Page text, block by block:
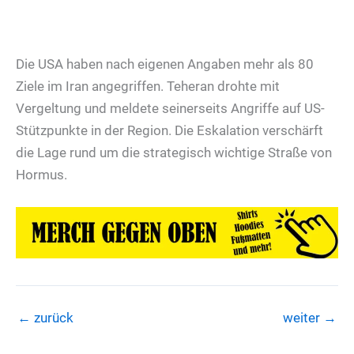
Die USA haben nach eigenen Angaben mehr als 80
Ziele im Iran angegriffen. Teheran drohte mit
Vergeltung und meldete seinerseits Angriffe auf US-
Stützpunkte in der Region. Die Eskalation verschärft
die Lage rund um die strategisch wichtige Straße von
Hormus.
← zurück weiter →